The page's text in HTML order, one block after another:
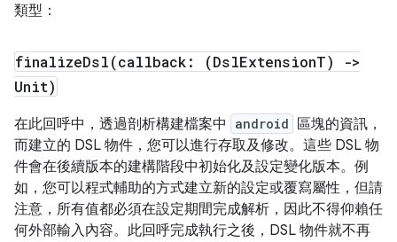
類型：
finalizeDsl(callback: (DslExtensionT) ->
Unit)
在此回呼中，透過剖析構建檔案中 android 區塊的資訊，
而建立的 DSL 物件，您可以進行存取及修改。這些 DSL 物
件會在後續版本的建構階段中初始化及設定變化版本。例
如，您可以程式輔助的方式建立新的設定或覆寫屬性，但請
注意，所有值都必須在設定期間完成解析，因此不得仰賴任
何外部輸入內容。此回呼完成執行之後，DSL 物件就不再